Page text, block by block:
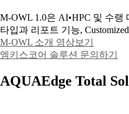
M-OWL 1.0은 AI•HPC 및 수
타입과 리포트 기능,
M-OWL 소개 영상보기
엠키스코어 솔루션 문의하기
AQUAEdge Total